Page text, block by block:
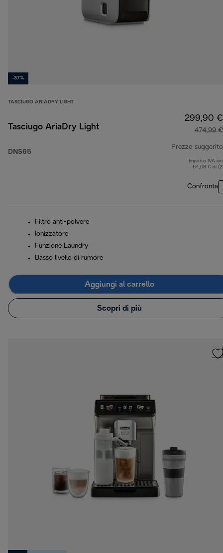
-37%
TASCIUGO ARIADRY LIGHT
Tasciugo AriaDry Light
DNS65
299,90 €
474,99 €
Prezzo suggerito
Importo IVA
54,08 € di
Confronta
Filtro anti-polvere
Ionizzatore
Funzione Laundry
Basso livello di rumore
Aggiungi al carrello
Scopri di più